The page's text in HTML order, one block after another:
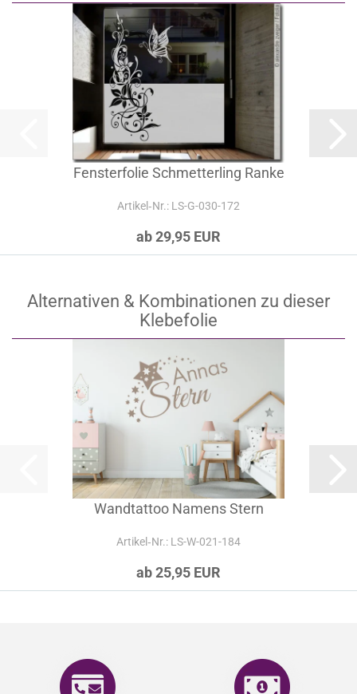
Fensterfolie Schmetterling Ranke
Artikel‑Nr.: LS-G-030-172
ab 29,95 EUR
Alternativen & Kombinationen zu dieser
Klebefolie
Wandtattoo Namens Stern
Artikel‑Nr.: LS-W-021-184
ab 25,95 EUR